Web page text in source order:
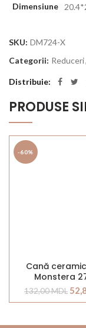
Dimensiune
SKU: DM724-X
Categorii: Reduceri,
Distribuie
PRODUSE
-60%
Cană
Monstera
132,00MDL